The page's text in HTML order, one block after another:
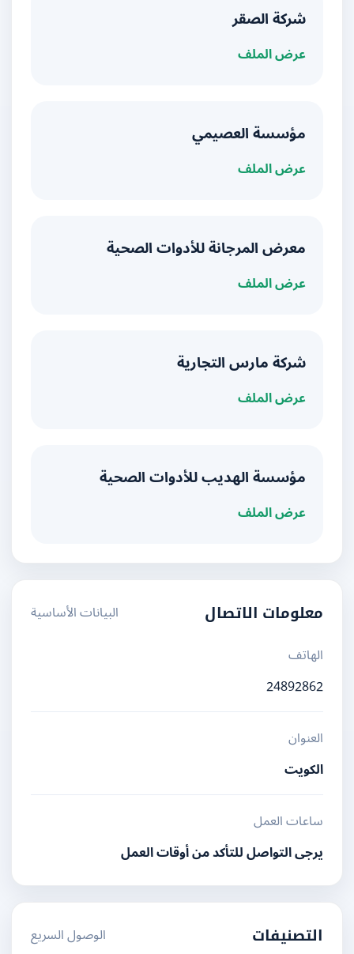
شركة الصقر
عرض الملف
مؤسسة العصيمي
عرض الملف
معرض المرجانة للأدوات الصحية
عرض الملف
شركة مارس التجارية
عرض الملف
مؤسسة الهديب للأدوات الصحية
عرض الملف
معلومات الاتصال
البيانات الأساسية
الهاتف
24892862
العنوان
الكويت
ساعات العمل
يرجى التواصل للتأكد من أوقات العمل
التصنيفات الوصول السريع